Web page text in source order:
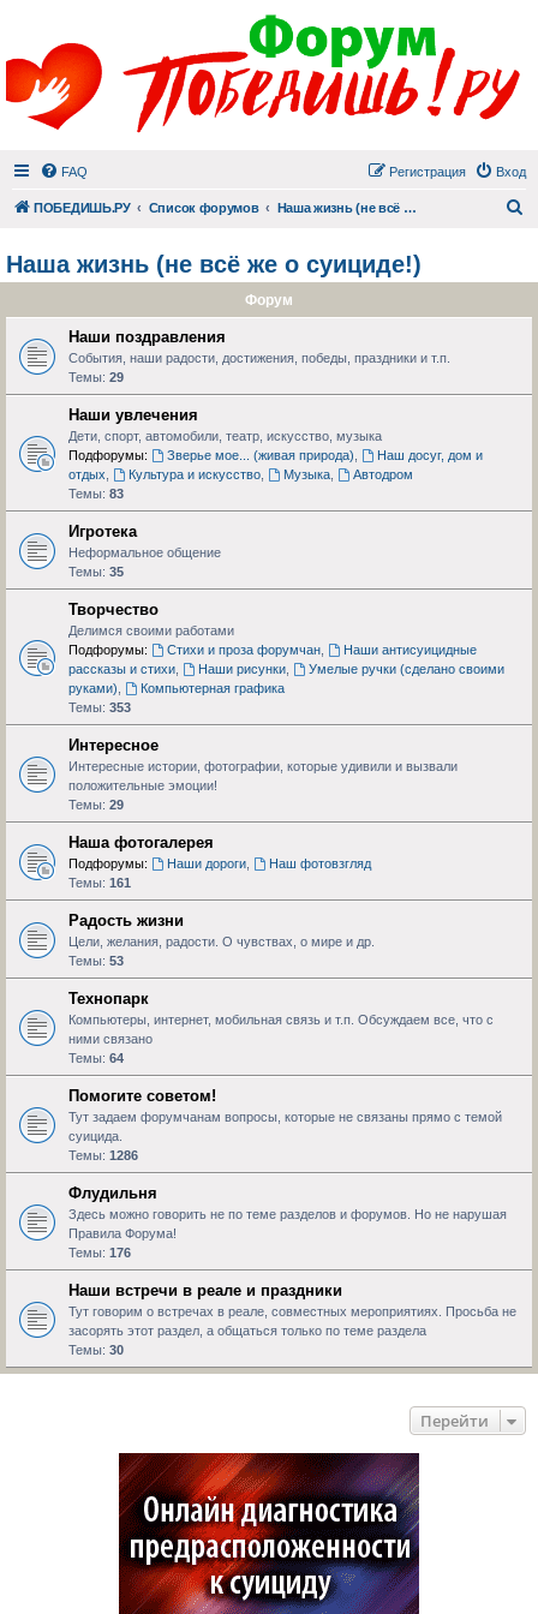
FAQ Вход
Регистрация
ПОБЕДИШЬ.РУ Список форумов Наша жизнь (не всё же о суициде!)
Наша жизнь (не всё же о суициде!)
Форум
Наши поздравления
События, наши радости, достижения, победы, праздники и т.п.
Темы: 29
Наши увлечения
Дети, спорт, автомобили, театр, искусство, музыка
Подфорумы:
Зверье мое... (живая природа)
Наш досуг, дом и
отдых
Культура и искусство, Музыка,
Автодром
Темы: 83
Игротека
Неформальное общение
Темы: 35
Творчество
Делимся своими работами
Подфорумы:
Стихи и проза форумчан,
Наши антисуицидные
рассказы и стихи
Наши рисунки,
Умелые ручки (сделано своими
руками)
Компьютерная графика
Темы: 353
Интересное
Интересные истории, фотографии, которые удивили и вызвали
положительные эмоции!
Темы: 29
Наша фотогалерея
Подфорумы: Наши дороги,
Наш фотовзгляд
Темы: 161
Радость жизни
Цели, желания, радости. О чувствах, о мире и др.
Темы: 53
Технопарк
Компьютеры, интернет, мобильная связь и т.п. Обсуждаем все, что с
ними связано
Темы: 64
Помогите советом!
Тут задаем форумчанам вопросы, которые не связаны прямо с темой
суицида.
Темы: 1286
Флудильня
Здесь можно говорить не по теме разделов и форумов. Но не нарушая
Правила Форума!
Темы: 176
Наши встречи в реале и праздники
Тут говорим о встречах в реале, совместных мероприятиях. Просьба не
засорять этот раздел, а общаться только по теме раздела
Темы: 30
Перейти